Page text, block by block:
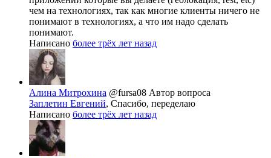
чем на технологиях, так как многие клиенты ничего не
понимают в технологиях, а что им надо сделать
понимают.
Написано более трёх лет назад
Алина Митрохина @fursa08 Автор вопроса
Заплетин Евгений, Спасибо, переделаю
Написано более трёх лет назад